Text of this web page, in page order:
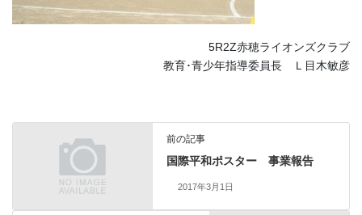
5R2Z赤穂ライオンズクラブ
教育･青少年指導委員長 Ｌ目木敏彦
前の記事
国際平和ポスター 事業報告
2017年3月1日